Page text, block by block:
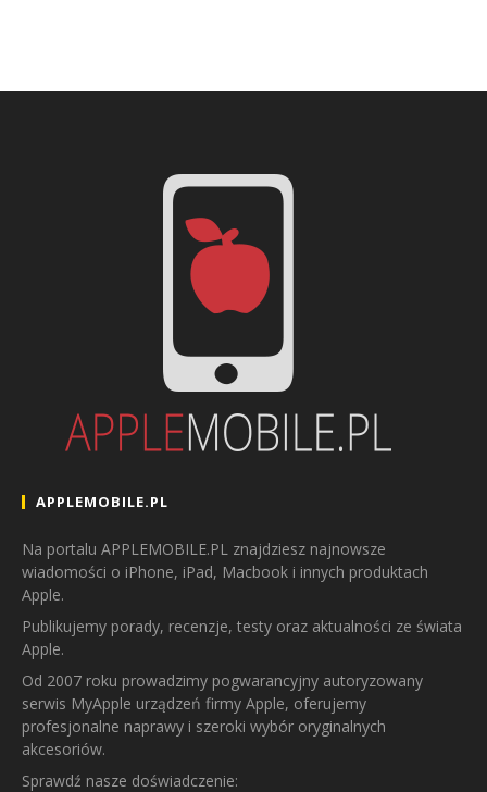
APPLEMOBILE.PL
Na portalu APPLEMOBILE.PL znajdziesz najnowsze
wiadomości o iPhone, iPad, Macbook i innych produktach
Apple.
Publikujemy porady, recenzje, testy oraz aktualności ze świata
Apple.
Od 2007 roku prowadzimy pogwarancyjny autoryzowany
serwis MyApple urządzeń firmy Apple, oferujemy
profesjonalne naprawy i szeroki wybór oryginalnych
akcesoriów.
Sprawdź nasze doświadczenie: